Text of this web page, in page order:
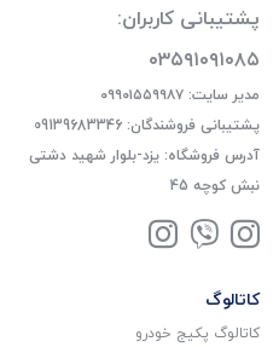
پشتیبانی کاربران:
۰۳۵۹۱۰۹۱۰۸۵
مدیر سایت: ۰۹۹۰۱۵۵۹۹۸۷
پشتیبانی فروشندگان: 09139683346
آدرس فروشگاه: یزد-بلوار شهید دشتی
نبش کوچه 45
کاتالوگ
کاتالوگ پکیج خودرو